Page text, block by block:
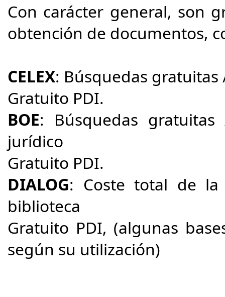
Con carácter general, son
obtención de documentos,
CELEX: Búsquedas
Gratuito PDI.
BOE: Búsquedas
jurídico
Gratuito PDI.
DIALOG: Coste total de la
biblioteca
Gratuito PDI, (algunas
según su utilización)